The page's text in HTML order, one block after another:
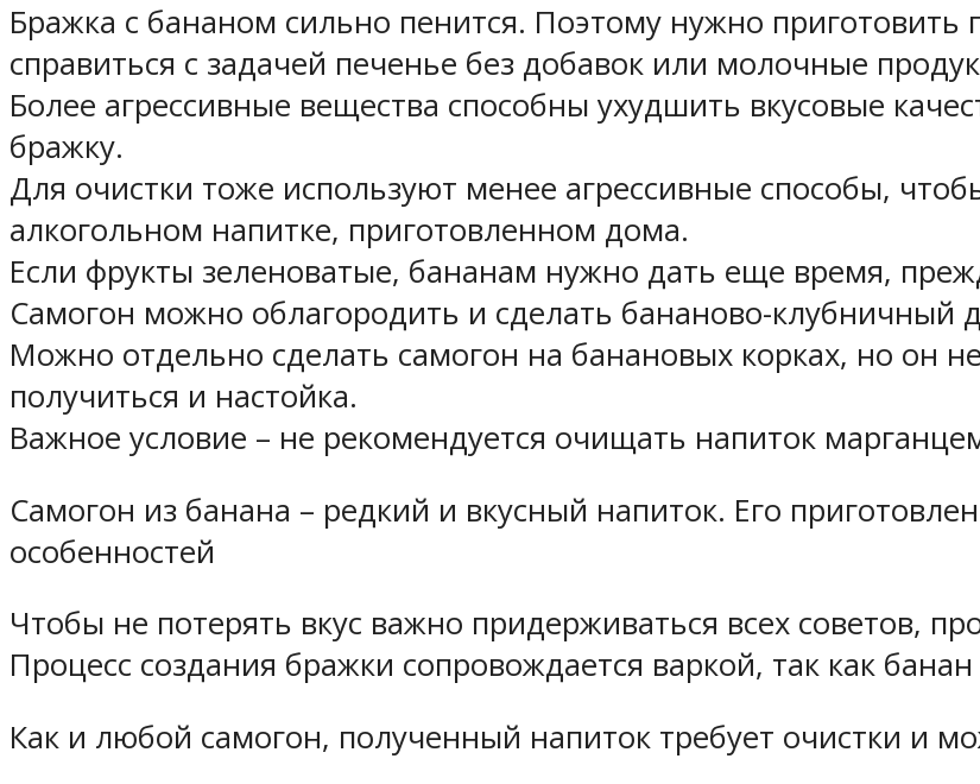
Бражка с бананом сильно пенится. Поэтому нужно
справиться с задачей печенье без добавок или молочные
Более агрессивные вещества способны ухудшить вкусовые
бражку.
Для очистки тоже используют менее агрессивные способы,
алкогольном напитке, приготовленном дома.
Если фрукты зеленоватые, бананам нужно дать еще время,
Самогон можно облагородить и сделать бананово-клубничный
Можно отдельно сделать самогон на банановых корках, но он
получиться и настойка.
Важное условие – не рекомендуется очищать напиток
Самогон из банана – редкий и вкусный напиток. Его
особенностей
Чтобы не потерять вкус важно придерживаться всех советов,
Процесс создания бражки сопровождается варкой, так как
Как и любой самогон, полученный напиток требует очистки и